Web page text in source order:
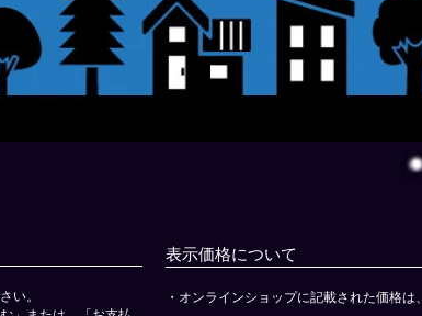
い。
表示価格について
・オンラインショップに記載された価格は、